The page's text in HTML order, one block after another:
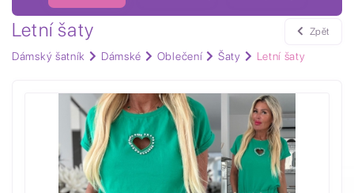
Letní šaty
Dámský šatník Dámské Oblečení Šaty Letní šaty
Zpět